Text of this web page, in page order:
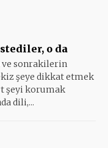
o da
sonrakilerin
şeye dikkat etmek
şeyi korumak
dili,...